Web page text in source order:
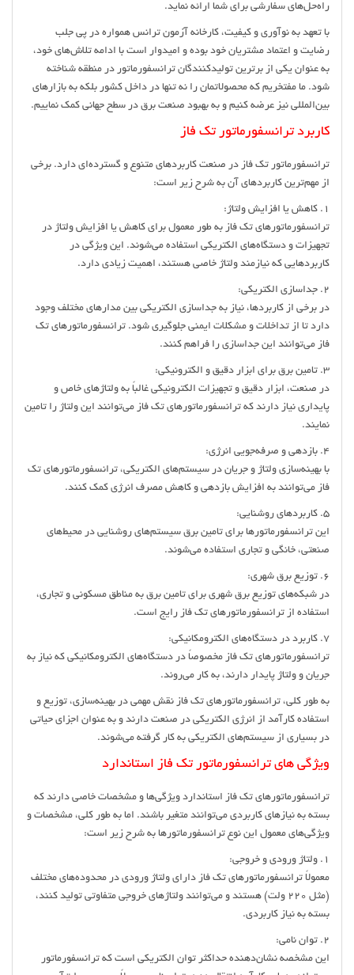
راه‌حل‌های سفارشی برای شما ارائه نماید.
با تعهد به نوآوری و کیفیت، کارخانه آزمون ترانس همواره در پی جلب
رضایت و اعتماد مشتریان خود بوده و امیدوار است با ادامه تلاش‌های خود،
به عنوان یکی از برترین تولیدکنندگان ترانسفورماتور در منطقه شناخته
شود. ما مفتخریم که محصولاتمان را نه تنها در داخل کشور بلکه به بازارهای
بین‌المللی نیز عرضه کنیم و به بهبود صنعت برق در سطح جهانی کمک نماییم.
کاربرد ترانسفورماتور تک فاز
ترانسفورماتور تک فاز در صنعت کاربردهای متنوع و گسترده‌ای دارد. برخی
از مهم‌ترین کاربردهای آن به شرح زیر است:
1. کاهش یا افزایش ولتاژ:
ترانسفورماتورهای تک فاز به طور معمول برای کاهش یا افزایش ولتاژ در
تجهیزات و دستگاه‌های الکتریکی استفاده می‌شوند. این ویژگی در
کاربردهایی که نیازمند ولتاژ خاصی هستند، اهمیت زیادی دارد.
2. جداسازی الکتریکی:
در برخی از کاربردها، نیاز به جداسازی الکتریکی بین مدارهای مختلف وجود
دارد تا از تداخلات و مشکلات ایمنی جلوگیری شود. ترانسفورماتورهای تک
فاز می‌توانند این جداسازی را فراهم کنند.
3. تامین برق برای ابزار دقیق و الکترونیکی:
در صنعت، ابزار دقیق و تجهیزات الکترونیکی غالباً به ولتاژهای خاص و
پایداری نیاز دارند که ترانسفورماتورهای تک فاز می‌توانند این ولتاژ را تامین
نمایند.
4. بازدهی و صرفه‌جویی انرژی:
با بهینه‌سازی ولتاژ و جریان در سیستم‌های الکتریکی، ترانسفورماتورهای تک
فاز می‌توانند به افزایش بازدهی و کاهش مصرف انرژی کمک کنند.
5. کاربردهای روشنایی:
این ترانسفورماتورها برای تامین برق سیستم‌های روشنایی در محیط‌های
صنعتی، خانگی و تجاری استفاده می‌شوند.
6. توزیع برق شهری:
در شبکه‌های توزیع برق شهری برای تامین برق به مناطق مسکونی و تجاری،
استفاده از ترانسفورماتورهای تک فاز رایج است.
7. کاربرد در دستگاه‌های الکترومکانیکی:
ترانسفورماتورهای تک فاز مخصوصاً در دستگاه‌های الکترومکانیکی که نیاز به
جریان و ولتاژ پایدار دارند، به کار می‌روند.
به طور کلی، ترانسفورماتورهای تک فاز نقش مهمی در بهینه‌سازی، توزیع و
استفاده کارآمد از انرژی الکتریکی در صنعت دارند و به عنوان اجزای حیاتی
در بسیاری از سیستم‌های الکتریکی به کار گرفته می‌شوند.
ویژگی های ترانسفورماتور تک فاز استاندارد
ترانسفورماتورهای تک فاز استاندارد ویژگی‌ها و مشخصات خاصی دارند که
بسته به نیازهای کاربردی می‌توانند متغیر باشند. اما به طور کلی، مشخصات و
ویژگی‌های معمول این نوع ترانسفورماتورها به شرح زیر است:
1. ولتاژ ورودی و خروجی:
معمولاً ترانسفورماتورهای تک فاز دارای ولتاژ ورودی در محدوده‌های مختلف
(مثل 220 ولت) هستند و می‌توانند ولتاژهای خروجی متفاوتی تولید کنند،
بسته به نیاز کاربردی.
2. توان نامی:
این مشخصه نشان‌دهنده حداکثر توان الکتریکی است که ترانسفورماتور